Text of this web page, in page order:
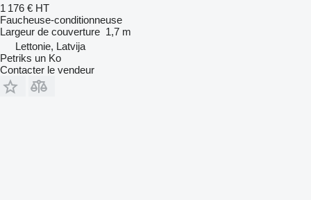
1 176 € HT
Faucheuse-conditionneuse
Largeur de couverture 1,7 m
Lettonie, Latvija
Petriks un Ko
Contacter le vendeur